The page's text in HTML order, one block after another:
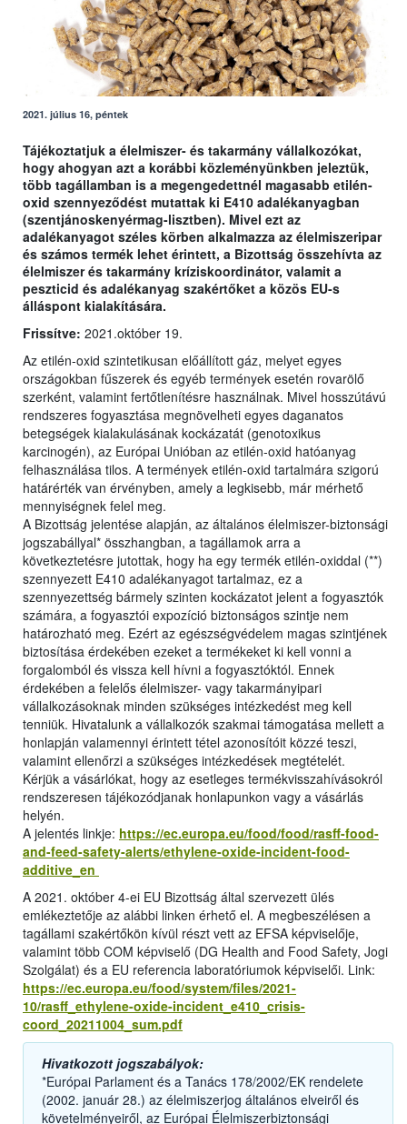
2021. július 16, péntek
Tájékoztatjuk a élelmiszer- és takarmány vállalkozókat,
hogy ahogyan azt a korábbi közleményünkben jeleztük,
több tagállamban is a megengedettnél magasabb etilén-
oxid szennyeződést mutattak ki E410 adalékanyagban
(szentjánoskenyérmag-lisztben). Mivel ezt az
adalékanyagot széles körben alkalmazza az élelmiszeripar
és számos termék lehet érintett, a Bizottság összehívta az
élelmiszer és takarmány kríziskoordinátor, valamit a
peszticid és adalékanyag szakértőket a közös EU-s
álláspont kialakítására.
Frissítve: 2021.október 19.
Az etilén-oxid szintetikusan előállított gáz, melyet egyes
országokban fűszerek és egyéb termények esetén rovarölő
szerként, valamint fertőtlenítésre használnak. Mivel hosszútávú
rendszeres fogyasztása megnövelheti egyes daganatos
betegségek kialakulásának kockázatát (genotoxikus
karcinogén), az Európai Unióban az etilén-oxid hatóanyag
felhasználása tilos. A termények etilén-oxid tartalmára szigorú
határérték van érvényben, amely a legkisebb, már mérhető
mennyiségnek felel meg.
A Bizottság jelentése alapján, az általános élelmiszer-biztonsági
jogszabállyal* összhangban, a tagállamok arra a
következtetésre jutottak, hogy ha egy termék etilén-oxiddal (**)
szennyezett E410 adalékanyagot tartalmaz, ez a
szennyezettség bármely szinten kockázatot jelent a fogyasztók
számára, a fogyasztói expozíció biztonságos szintje nem
határozható meg. Ezért az egészségvédelem magas szintjének
biztosítása érdekében ezeket a termékeket ki kell vonni a
forgalomból és vissza kell hívni a fogyasztóktól. Ennek
érdekében a felelős élelmiszer- vagy takarmányipari
vállalkozásoknak minden szükséges intézkedést meg kell
tenniük. Hivatalunk a vállalkozók szakmai támogatása mellett a
honlapján valamennyi érintett tétel azonosítóit közzé teszi,
valamint ellenőrzi a szükséges intézkedések megtételét.
Kérjük a vásárlókat, hogy az esetleges termékvisszahívásokról
rendszeresen tájékozódjanak honlapunkon vagy a vásárlás
helyén.
A jelentés linkje: https://ec.europa.eu/food/food/rasff-food-
and-feed-safety-alerts/ethylene-oxide-incident-food-
additive_en
A 2021. október 4-ei EU Bizottság által szervezett ülés
emlékeztetője az alábbi linken érhető el. A megbeszélésen a
tagállami szakértőkön kívül részt vett az EFSA képviselője,
valamint több COM képviselő (DG Health and Food Safety, Jogi
Szolgálat) és a EU referencia laboratóriumok képviselői. Link:
https://ec.europa.eu/food/system/files/2021-
10/rasff_ethylene-oxide-incident_e410_crisis-
coord_20211004_sum.pdf
Hivatkozott jogszabályok:
*Európai Parlament és a Tanács 178/2002/EK rendelete
(2002. január 28.) az élelmiszerjog általános elveiről és
követelményeiről, az Európai Élelmiszerbiztonsági